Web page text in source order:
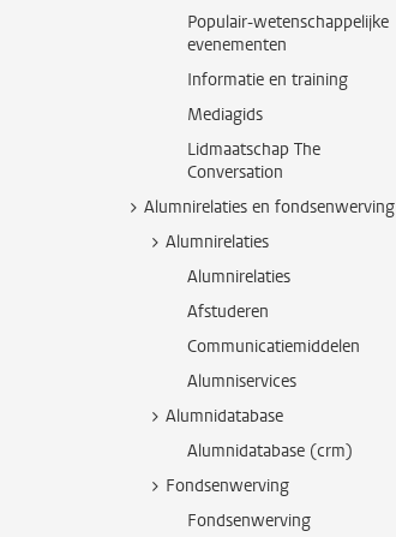
Populair-wetenschappelijke
evenementen
Informatie en training
Mediagids
Lidmaatschap The
Conversation
Alumnirelaties en fondsenwerving
Alumnirelaties
Alumnirelaties
Afstuderen
Communicatiemiddelen
Alumniservices
Alumnidatabase
Alumnidatabase (crm)
Fondsenwerving
Fondsenwerving